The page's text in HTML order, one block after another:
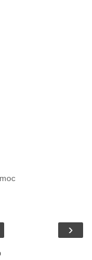
›